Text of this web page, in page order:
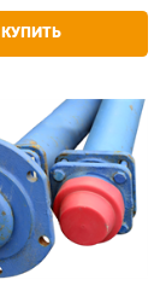
КУПИТЬ